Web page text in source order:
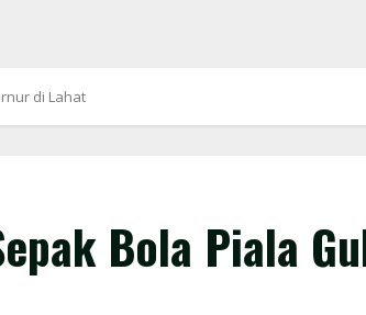
di Lahat
Bola Piala